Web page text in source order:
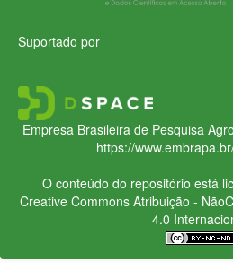
Suportado por
Empresa Brasileira de Pesquisa
https://
O conteúdo do repositório está
Creative CommonsAtribuição -
4.0